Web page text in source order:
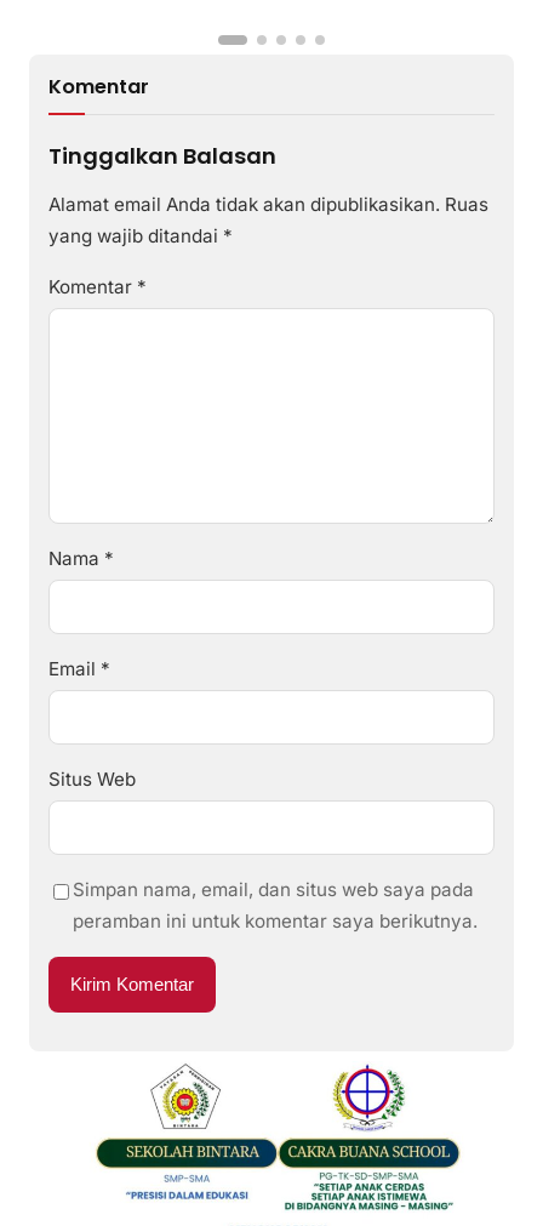
Komentar
Tinggalkan Balasan
Alamat email Anda tidak akan dipublikasikan. Ruas
yang wajib ditandai *
Komentar *
Nama *
Email *
Situs Web
Simpan nama, email, dan situs web saya pada
peramban ini untuk komentar saya berikutnya.